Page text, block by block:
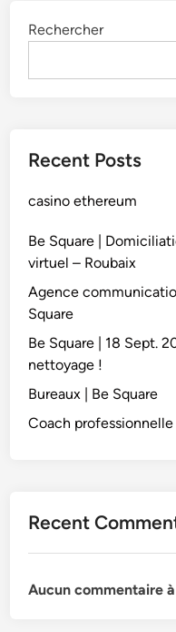
Rechercher
Recent Posts
casino ethereum
Be Square |
virtuel – Roubaix
Agence
Square
Be Square | 18 Sept.
nettoyage !
Bureaux | Be Square
Coach
Recent
Aucun commentaire